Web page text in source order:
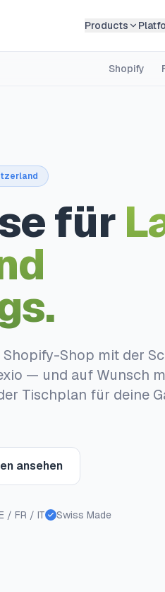
Products
Shopify
für
Shop mit der
— und auf Wunsch
Tischplan für deine
ansehen
/ FR / IT Swiss Made